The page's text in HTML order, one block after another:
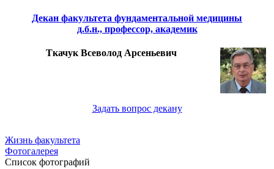
Декан факультета фундаментальной медицины
д.б.н., профессор, академик
Ткачук Всеволод Арсеньевич
Задать вопрос декану
Жизнь факультета
Фотогалерея
Список фотографий